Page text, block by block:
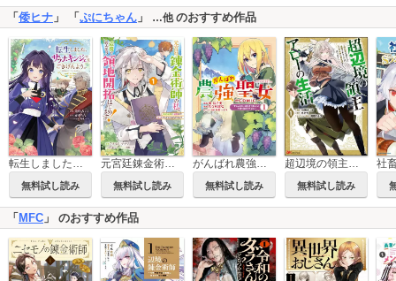
「 倭ヒナ 」 「 ぷにちゃん 」 …他のおすすめ作品
転生しました、サラナ・キンジェです。ごきげんよう。 ～優雅なスローライフで大忙し～
無料試し読み
元宮廷錬金術師の私、辺境でのんびり領地開拓はじめます！
無料試し読み
がんばれ農強聖女～聖女の地位と婚約者を奪われた令嬢の農業革命日誌～@COMIC
無料試し読み
超辺境の領主アローの生活 ～濡れ衣を着せられ追放されましたが、二人の女神と新生活を送ります～ コミック版
無料試し読み
「 MFC 」 のおすすめ作品